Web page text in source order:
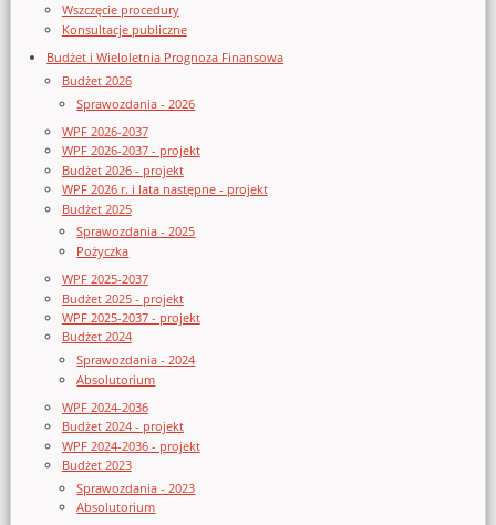
Wszczęcie procedury
Konsultacje publiczne
Budżet i Wieloletnia Prognoza Finansowa
Budżet 2026
Sprawozdania - 2026
WPF 2026-2037
WPF 2026-2037 - projekt
Budżet 2026 - projekt
WPF 2026 r. i lata następne - projekt
Budżet 2025
Sprawozdania - 2025
Pożyczka
WPF 2025-2037
Budżet 2025 - projekt
WPF 2025-2037 - projekt
Budżet 2024
Sprawozdania - 2024
Absolutorium
WPF 2024-2036
Budżet 2024 - projekt
WPF 2024-2036 - projekt
Budżet 2023
Sprawozdania - 2023
Absolutorium